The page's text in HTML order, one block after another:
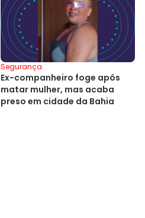
Segurança
Ex-companheiro foge após
matar mulher, mas acaba
preso em cidade da Bahia